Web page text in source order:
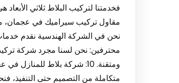
مقاول تركيب سيراميك في عجمان،
نحن في الشركة الهندسية نقدم
محترفين: نحن لسنا مجرد شركة
ومتقنة. 10: شركة بلاط
متكاملة من التصميم حتى التنفيذ،